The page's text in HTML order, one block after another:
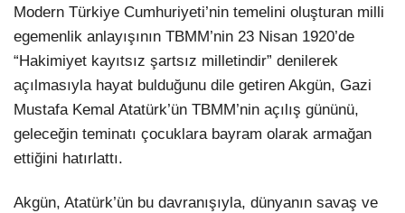
Modern Türkiye Cumhuriyeti’nin temelini oluşturan milli
egemenlik anlayışının TBMM’nin 23 Nisan 1920’de
“Hakimiyet kayıtsız şartsız milletindir” denilerek
açılmasıyla hayat bulduğunu dile getiren Akgün, Gazi
Mustafa Kemal Atatürk’ün TBMM’nin açılış gününü,
geleceğin teminatı çocuklara bayram olarak armağan
ettiğini hatırlattı.
Akgün, Atatürk’ün bu davranışıyla, dünyanın savaş ve